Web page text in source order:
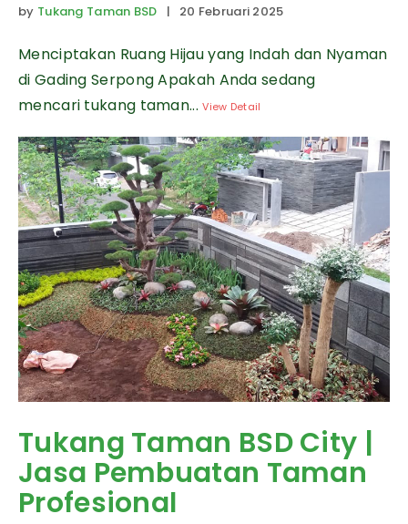
by Tukang Taman BSD | 20 Februari 2025
Menciptakan Ruang Hijau yang Indah dan Nyaman
di Gading Serpong Apakah Anda sedang
mencari tukang taman...View Detail
Tukang Taman BSD City |
Jasa Pembuatan Taman
Profesional